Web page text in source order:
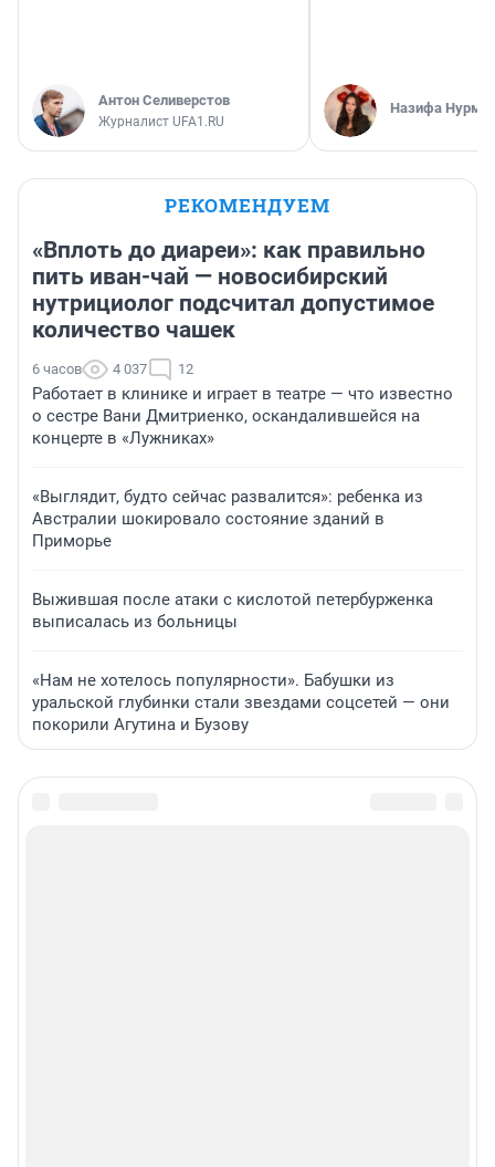
Антон Селиверстов
Журналист UFA1.RU
Назифа
РЕКОМЕНДУЕМ
«Вплоть до диареи»: как правильно
пить иван-чай — новосибирский
нутрициолог подсчитал допустимое
количество чашек
6 часов 4 037 12
Работает в клинике и играет в театре — что известно
о сестре Вани Дмитриенко, оскандалившейся на
концерте в «Лужниках»
«Выглядит, будто сейчас развалится»: ребенка из
Австралии шокировало состояние зданий в
Приморье
Выжившая после атаки с кислотой петербурженка
выписалась из больницы
«Нам не хотелось популярности». Бабушки из
уральской глубинки стали звездами соцсетей — они
покорили Агутина и Бузову